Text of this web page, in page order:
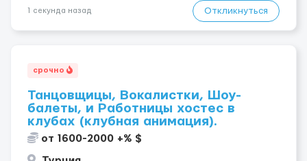
1 секунда назад Откликнуться
срочно
Танцовщицы, Вокалистки, Шоу-
балеты, и Работницы хостес в
клубах (клубная анимация).
от 1600-2000 +% $